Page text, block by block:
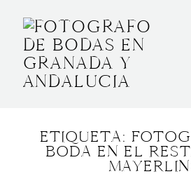
ETIQUETA:
BODA EN EL
BODAS